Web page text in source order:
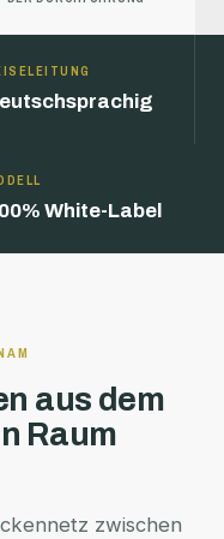
White-Label
aus dem
Raum
zwischen